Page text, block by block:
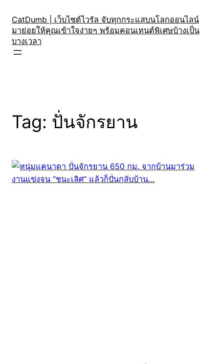
content
CatDumb | เว็บไซต์ไวรัล จับทุกกระแสบนโลกออนไลน์
มาย่อยให้คุณเข้าใจง่ายๆ พร้อมคอนเทนต์พิเศษบ้างเป็น
บางเวลา
Tag: ปั่นจักรยาน